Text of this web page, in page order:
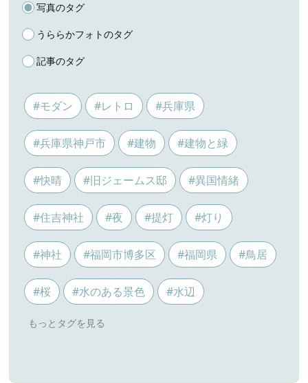
写真のタグ
うららかフォトのタグ
記事のタグ
#モダン #レトロ #兵庫県
#兵庫県神戸市 #建物 #建物と緑
#快晴 #旧ジェームス邸 #異国情緒
#住吉神社 #夜 #提灯 #灯り
#神社 #福岡市博多区 #福岡県 #鳥居
#桜 #水のある景色 #水辺